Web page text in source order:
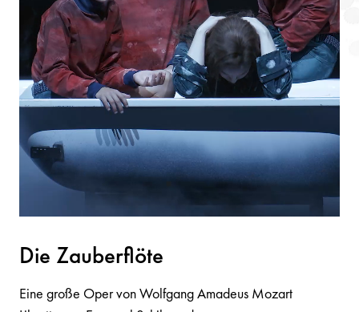
Die Zauberflöte
Eine große Oper von Wolfgang Amadeus Mozart